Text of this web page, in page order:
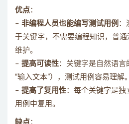
优点：
– 非编程人员也能编写测试用例 ：
于关键字，不需要编程知识，普
维护。
– 提高可读性：关键字是自然语言
“输入文本”），测试用例容易理解。
– 提高了复用性：每个关键字是
用例中复用。
缺点：